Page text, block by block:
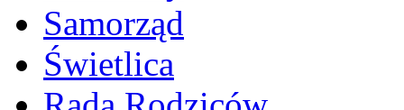
Samorząd
Świetlica